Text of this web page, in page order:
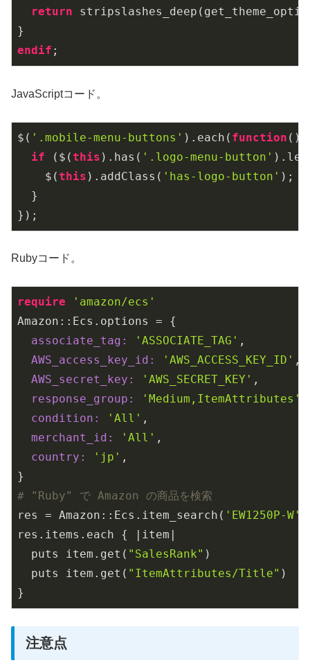
return
endif ;
JavaScriptコード。
$( '.mobile-menu-buttons' ).each( function ( )
if ($(this ).has( '.logo-menu-button'
    $(
this ).addClass( 'has-logo-button' );
  }
});
Rubyコード。
require
'amazon/ecs'
Amazon::Ecs.options = {
associate_tag:
'ASSOCIATE_TAG' ,
AWS_access_key_id:
'AWS_ACCESS_KEY_ID' ,
AWS_secret_key:
'AWS_SECRET_KEY' ,
response_group:
'Medium,ItemAttributes'
condition:
'All' ,
merchant_id:
'All' ,
country:
'jp' ,
# "Ruby" で Amazon の商品を検索
res = Amazon::Ecs.item_search( 'EW1250P-W'
res.items.each {
|item|
  puts item.get(
"SalesRank" )
  puts item.get(
"ItemAttributes/Title" )
}
注意点